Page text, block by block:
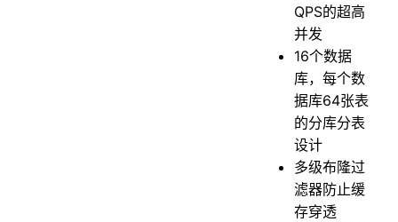
QPS的超高
并发
16个数据
库，每个数
据库64张表
的分库分表
设计
多级布隆过
滤器防止缓
存穿透